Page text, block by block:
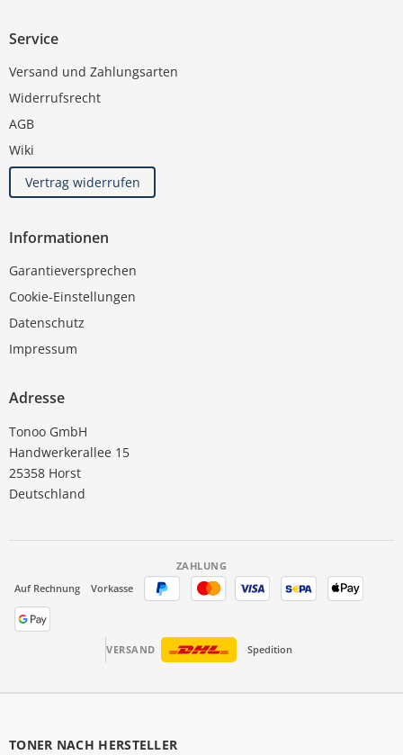
Service
Versand und Zahlungsarten
Widerrufsrecht
AGB
Wiki
Vertrag widerrufen
Informationen
Garantieversprechen
Cookie-Einstellungen
Datenschutz
Impressum
Adresse
Tonoo GmbH
Handwerkerallee 15
25358 Horst
Deutschland
ZAHLUNG
Auf Rechnung
Vorkasse
VERSAND Spedition
TONER NACH HERSTELLER